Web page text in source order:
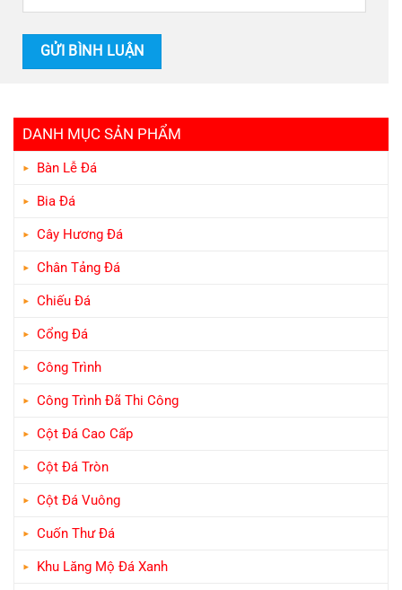
DANH MỤC SẢN PHẨM
Bàn Lễ Đá
Bia Đá
Cây Hương Đá
Chân Tảng Đá
Chiếu Đá
Cổng Đá
Công Trình
Công Trình Đã Thi Công
Cột Đá Cao Cấp
Cột Đá Tròn
Cột Đá Vuông
Cuốn Thư Đá
Khu Lăng Mộ Đá Xanh